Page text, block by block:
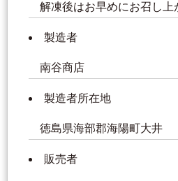
解凍後はお早めにお召し
製造者
南谷商店
製造者所在地
徳島県海部郡海陽町大井
販売者